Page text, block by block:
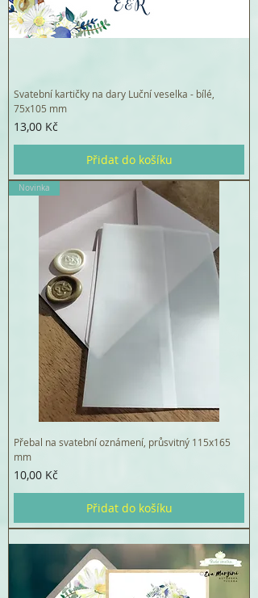
Svatební kartičky na dary Luční veselka - bílé,
75x105 mm
Cena
13,00 Kč
Přidat do košíku
Novinka
Přebal na svatební oznámení, průsvitný 115x165
mm
Cena
10,00 Kč
Přidat do košíku